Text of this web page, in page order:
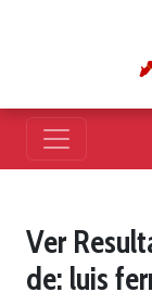
Ver
de: luis